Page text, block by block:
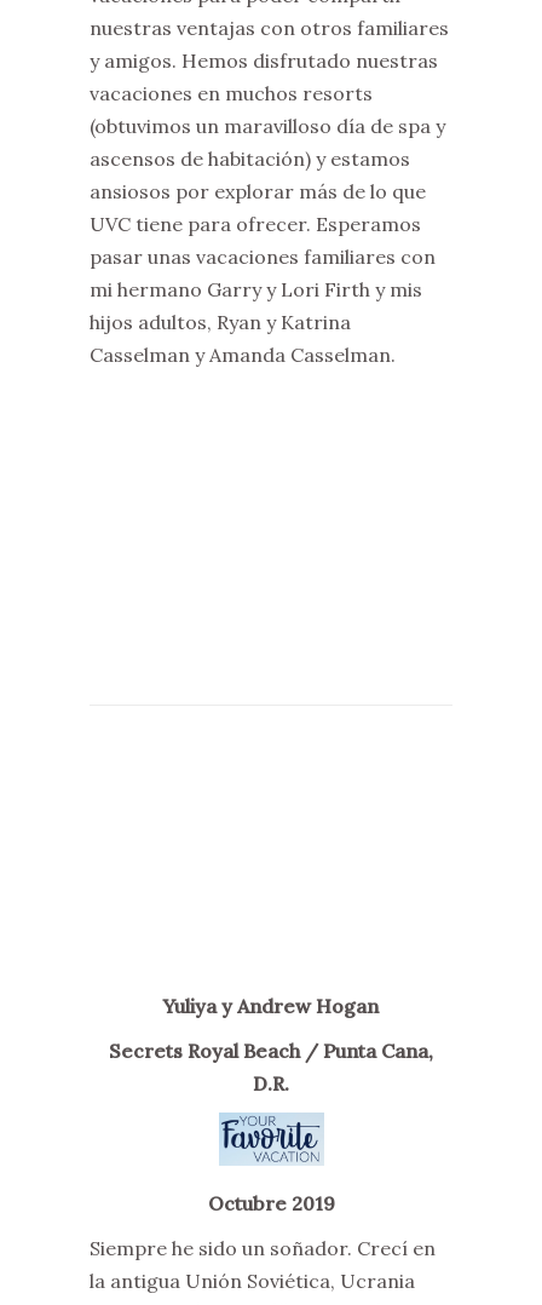
nuestras ventajas con otros familiares
y amigos. Hemos disfrutado nuestras
vacaciones en muchos resorts
(obtuvimos un maravilloso día de spa y
ascensos de habitación) y estamos
ansiosos por explorar más de lo que
UVC tiene para ofrecer. Esperamos
pasar unas vacaciones familiares con
mi hermano Garry y Lori Firth y mis
hijos adultos, Ryan y Katrina
Casselman y Amanda Casselman.
Yuliya y Andrew Hogan
Secrets Royal Beach / Punta Cana,
D.R.
Octubre 2019
Siempre he sido un soñador. Crecí en
la antigua Unión Soviética, Ucrania